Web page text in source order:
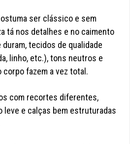
ser clássico e sem
tá nos detalhes e no caimento
tecidos de qualidade
linho, etc.), tons neutros e
fazem a vez total.
com recortes diferentes,
leve e calças bem estruturadas